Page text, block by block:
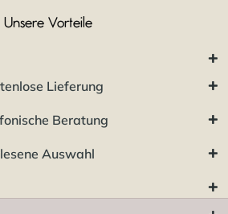
Unsere Vorteile
Lieferung
Beratung
Auswahl